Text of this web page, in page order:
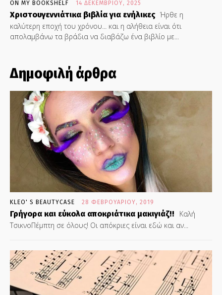
ON MY BOOKSHELF 14 ΔΕΚΕΜΒΡΊΟΥ, 2025
Χριστουγεννιάτικα βιβλία για ενήλικες Ήρθε η
καλύτερη εποχή του χρόνου... και η αλήθεια είναι ότι
απολαμβάνω τα βράδια να διαβάζω ένα βιβλίο με...
Δημοφιλή άρθρα
KLEO' S BEAUTYCASE 28 ΦΕΒΡΟΥΑΡΊΟΥ, 2019
Γρήγορα και εύκολα αποκριάτικα μακιγιάζ!!
Καλή
ΤσικνοΠέμπτη σε όλους! Οι απόκριες είναι εδώ και αν...